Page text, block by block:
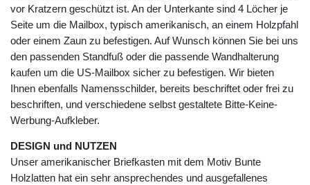
vor Kratzern geschützt ist. An der Unterkante sind 4 Löcher je
Seite um die Mailbox, typisch amerikanisch, an einem Holzpfahl
oder einem Zaun zu befestigen. Auf Wunsch können Sie bei uns
den passenden Standfuß oder die passende Wandhalterung
kaufen um die US-Mailbox sicher zu befestigen. Wir bieten
Ihnen ebenfalls Namensschilder, bereits beschriftet oder frei zu
beschriften, und verschiedene selbst gestaltete Bitte-Keine-
Werbung-Aufkleber.
DESIGN und NUTZEN
Unser amerikanischer Briefkasten mit dem Motiv Bunte
Holzlatten hat ein sehr ansprechendes und ausgefallenes